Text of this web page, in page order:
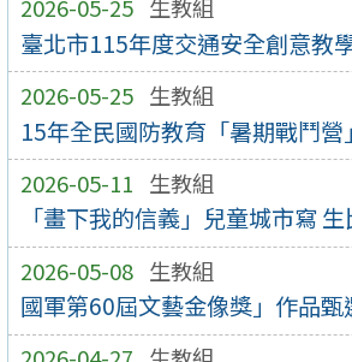
2026-05-25 生教組
臺北市115年度交通安全創意教
2026-05-25 生教組
15年全民國防教育「暑期戰鬥營」
2026-05-11 生教組
「畫下我的信義」兒童城市寫
2026-05-08 生教組
國軍第60屆文藝金像獎」作品甄